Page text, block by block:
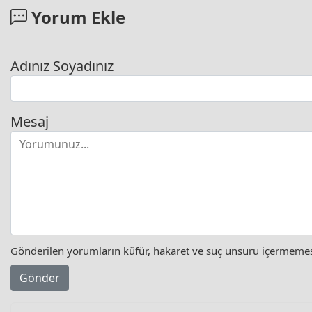
Yorum Ekle
Adınız Soyadınız
Mesaj
Gönderilen yorumların küfür, hakaret ve suç unsuru
Gönder